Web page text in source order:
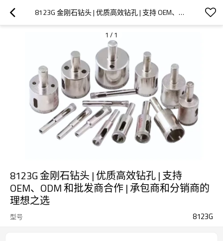
8123G 金刚石钻头 | 优质高效钻孔 | 支持 OEM、ODM 和批发商合作 | 承包商和分销商的理想之选
1 / 1
8123G 金刚石钻头 | 优质高效钻孔 | 支持
OEM、ODM 和批发商合作 | 承包商和分销商的
理想之选
型号 8123G